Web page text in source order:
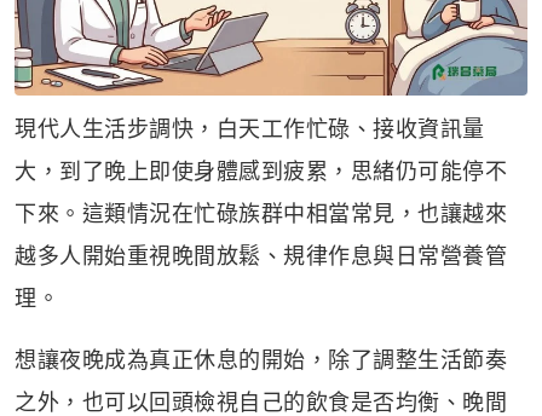
現代人生活步調快，白天工作忙碌、接收資訊量
大，到了晚上即使身體感到疲累，思緒仍可能停不
下來。這類情況在忙碌族群中相當常見，也讓越來
越多人開始重視晚間放鬆、規律作息與日常營養管
理。
想讓夜晚成為真正休息的開始，除了調整生活節奏
之外，也可以回頭檢視自己的飲食是否均衡、晚間